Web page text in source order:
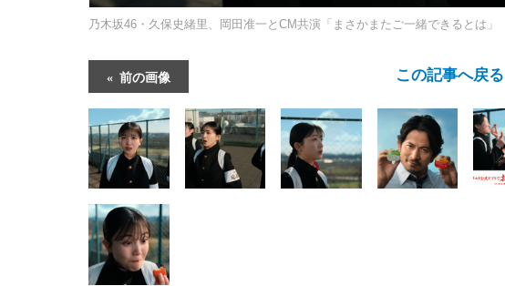
乃木坂46・久保史緒里、岡田准一とCM共演「まさかまたご一緒できるとは」
前の画像 この記事へ戻る